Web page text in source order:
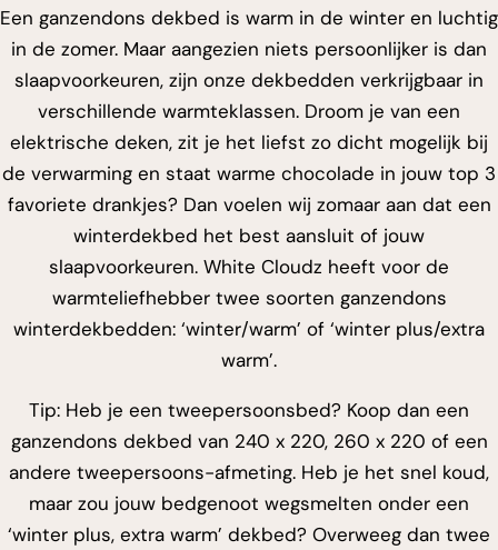
Een ganzendons dekbed is warm in de winter en luchtig
in de zomer. Maar aangezien niets persoonlijker is dan
slaapvoorkeuren, zijn onze dekbedden verkrijgbaar in
verschillende warmteklassen. Droom je van een
elektrische deken, zit je het liefst zo dicht mogelijk bij
de verwarming en staat warme chocolade in jouw top 3
favoriete drankjes? Dan voelen wij zomaar aan dat een
winterdekbed het best aansluit of jouw
slaapvoorkeuren. White Cloudz heeft voor de
warmteliefhebber twee soorten ganzendons
winterdekbedden: ‘winter/warm’ of ‘winter plus/extra
warm’.
Tip: Heb je een tweepersoonsbed? Koop dan een
ganzendons dekbed van 240 x 220, 260 x 220 of een
andere tweepersoons-afmeting. Heb je het snel koud,
maar zou jouw bedgenoot wegsmelten onder een
‘winter plus, extra warm’ dekbed? Overweeg dan twee